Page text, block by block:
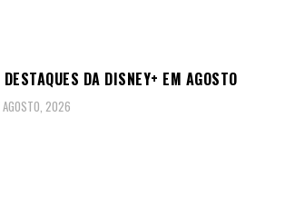
DESTAQUES DA DISNEY+ EM AGOSTO
AGOSTO, 2026